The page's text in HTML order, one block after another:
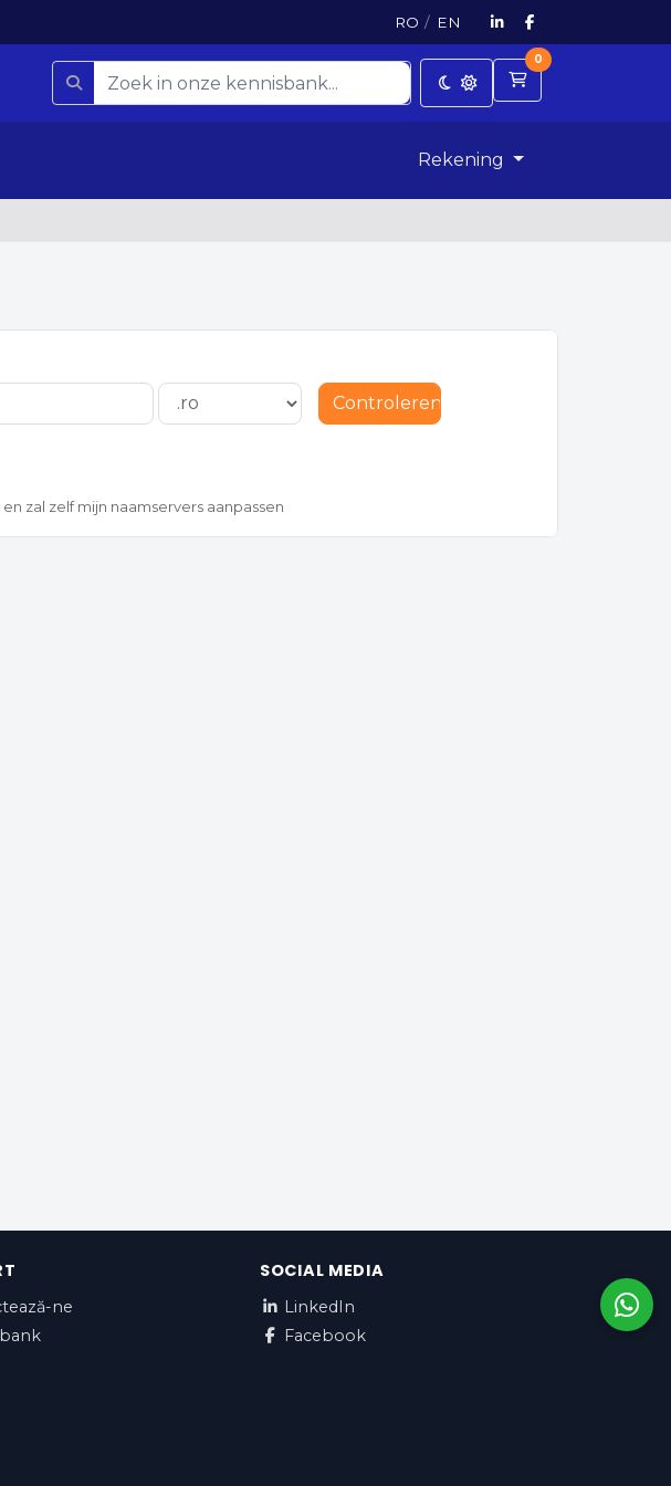
RO / EN
0
Winkelwagen
Rekening
Controleren
zal zelf mijn naamservers aanpassen
ne
SOCIAL MEDIA
LinkedIn
Facebook